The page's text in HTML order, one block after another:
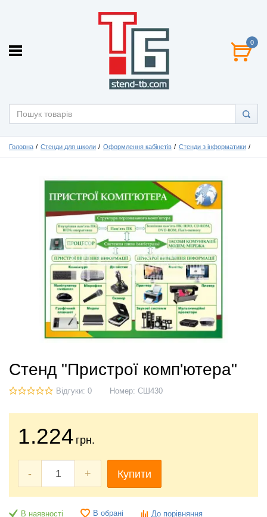
0
Головна Стенди для школи Оформлення кабінетів Стенди з інформатики
Стенд "Пристрої комп'ютера"
Відгуки: 0 Номер: СШ430
1.224 грн.
- + Купити
В наявності В обрані До порівняння